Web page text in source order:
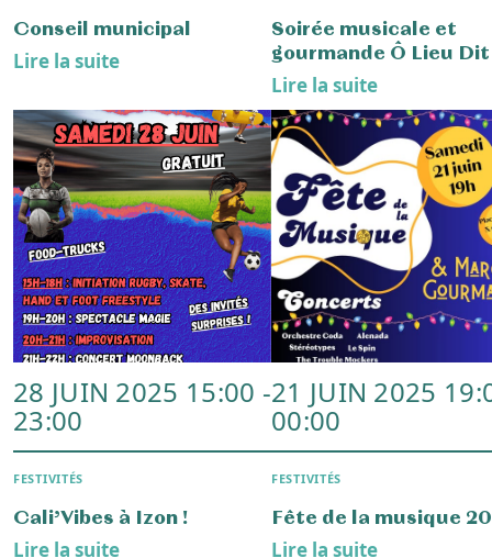
20 MARS 2025 19:00
ACTUALITÉ
Prochain Conseil
municipal
Lire la suite
12 MARS 2025
- 00:00
Semaine de
d’information
endométriose
Lire la suite